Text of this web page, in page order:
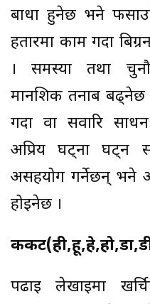
बाधा हुनेछ भने
हतारमा काम गर्दा
। समस्या तथा
मानशिक तनाब बढ्नेछ ।
गर्दा वा सवारि
अप्रिय घट्ना घट्न
असहयोग गर्नेछन् भने
होईनेछ ।
पढाई लेखाईमा